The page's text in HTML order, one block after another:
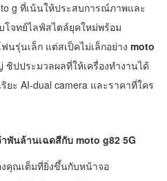
g ที่เน้นให้ประสบการณ์ภาพและ
โจทย์ไลฟ์สไตล์ยุคใหม่พร้อม
นรุ่นเล็ก แต่สเป็คไม่เล็กอย่าง moto
ปประมวลผลที่ให้เครื่องทำงานได้
ะ AI-dual camera และราคาที่ใคร
พันล้านเฉดสีกับ moto g82 5G
งคุณเต็มที่ยิ่งขึ้นกับหน้าจอ